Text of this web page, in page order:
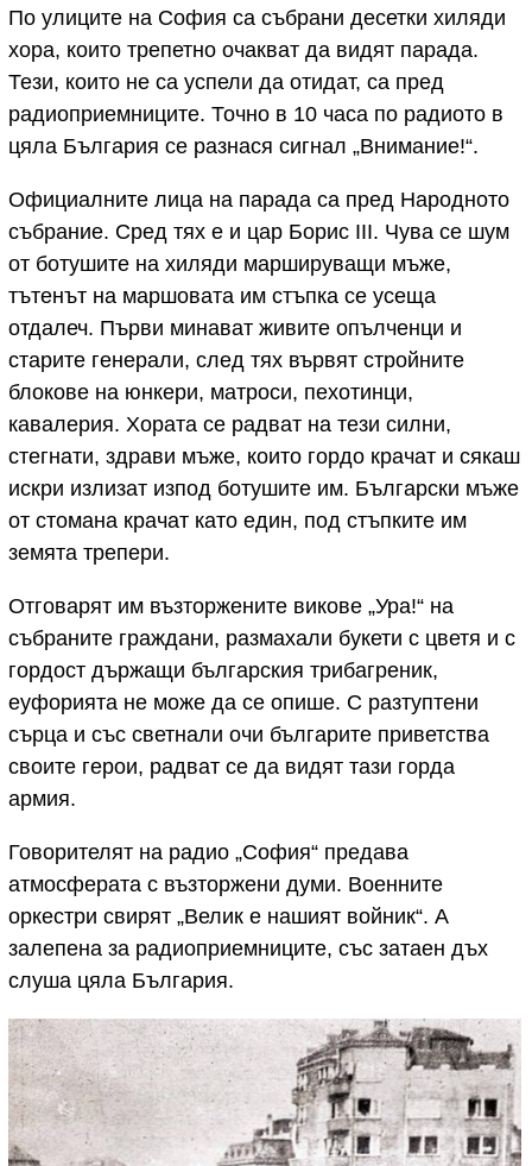
По улиците на София са събрани десетки хиляди
хора, които трепетно очакват да видят парада.
Тези, които не са успели да отидат, са пред
радиоприемниците. Точно в 10 часа по радиото в
цяла България се разнася сигнал „Внимание!“.
Официалните лица на парада са пред Народното
събрание. Сред тях е и цар Борис III. Чува се шум
от ботушите на хиляди маршируващи мъже,
тътенът на маршовата им стъпка се усеща
отдалеч. Първи минават живите опълченци и
старите генерали, след тях вървят стройните
блокове на юнкери, матроси, пехотинци,
кавалерия. Хората се радват на тези силни,
стегнати, здрави мъже, които гордо крачат и сякаш
искри излизат изпод ботушите им. Български мъже
от стомана крачат като един, под стъпките им
земята трепери.
Отговарят им възторжените викове „Ура!“ на
събраните граждани, размахали букети с цветя и с
гордост държащи българския трибагреник,
еуфорията не може да се опише. С разтуптени
сърца и със светнали очи българите приветства
своите герои, радват се да видят тази горда
армия.
Говорителят на радио „София“ предава
атмосферата с възторжени думи. Военните
оркестри свирят „Велик е нашият войник“. А
залепена за радиоприемниците, със затаен дъх
слуша цяла България.